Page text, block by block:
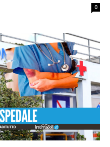
0